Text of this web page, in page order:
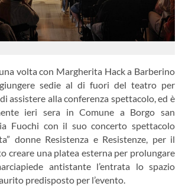
volta con Margherita Hack a Barberino
sedie al di fuori del teatro per
assistere alla conferenza spettacolo, ed è
ieri sera in Comune a Borgo san
Fuochi con il suo concerto spettacolo
donne Resistenza e Resistenze, per il
creare una platea esterna per prolungare
antistante l’entrata lo spazio
predisposto per l’evento.